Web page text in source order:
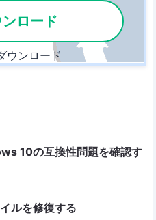
ロード
ウンロード
10の互換性問題を確認す
ルを修復する